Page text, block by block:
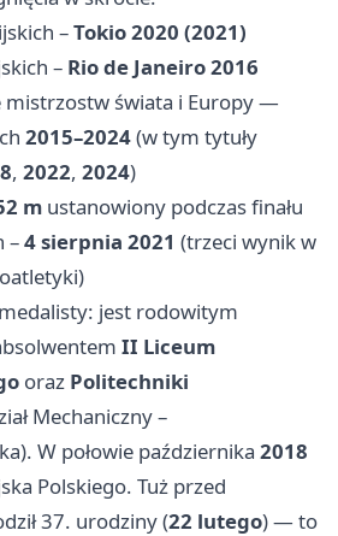
–Tokio 2020 (2021)
– Rio de Janeiro 2016
świata i Europy —
2015–2024(w tym tytuły
, 2022, 2024)
m ustanowiony podczas finału
–4 sierpnia 2021 (trzeci wynik w
jest rodowitym
II Liceum
oraz Politechniki
Mechaniczny –
W połowie października 2018
Polskiego. Tuż przed
37. urodziny (22 lutego) — to